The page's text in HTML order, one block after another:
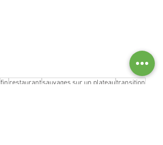
fin restaurantsauvages sur un plateautransition